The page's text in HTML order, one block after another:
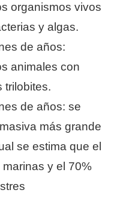
organismos vivos
y algas.
de años:
animales con
trilobites.
de años: se
más grande
se estima que el
y el 70%